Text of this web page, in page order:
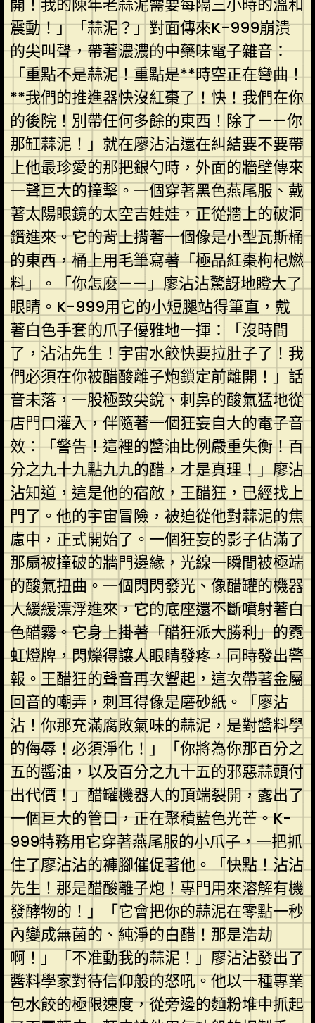
開！我的陳年老蒜泥需要每隔三小時的溫和
震動！」「蒜泥？」對面傳來K-999崩潰
的尖叫聲，帶著濃濃的中藥味電子雜音：
「重點不是蒜泥！重點是**時空正在彎曲！
**我們的推進器快沒紅棗了！快！我們在你
的後院！別帶任何多餘的東西！除了——你
那缸蒜泥！」就在廖沾沾還在糾結要不要帶
上他最珍愛的那把銀勺時，外面的牆壁傳來
一聲巨大的撞擊。一個穿著黑色燕尾服、戴
著太陽眼鏡的太空吉娃娃，正從牆上的破洞
鑽進來。它的背上揹著一個像是小型瓦斯桶
的東西，桶上用毛筆寫著「極品紅棗枸杞燃
料」。「你怎麼——」廖沾沾驚訝地瞪大了
眼睛。K-999用它的小短腿站得筆直，戴
著白色手套的爪子優雅地一揮：「沒時間
了，沾沾先生！宇宙水餃快要拉肚子了！我
們必須在你被醋酸離子炮鎖定前離開！」話
音未落，一股極致尖銳、刺鼻的酸氣猛地從
店門口灌入，伴隨著一個狂妄自大的電子音
效：「警告！這裡的醬油比例嚴重失衡！百
分之九十九點九九的醋，才是真理！」廖沾
沾知道，這是他的宿敵，王醋狂，已經找上
門了。他的宇宙冒險，被迫從他對蒜泥的焦
慮中，正式開始了。一個狂妄的影子佔滿了
那扇被撞破的牆門邊緣，光線一瞬間被極端
的酸氣扭曲。一個閃閃發光、像醋罐的機器
人緩緩漂浮進來，它的底座還不斷噴射著白
色醋霧。它身上掛著「醋狂派大勝利」的霓
虹燈牌，閃爍得讓人眼睛發疼，同時發出警
報。王醋狂的聲音再次響起，這次帶著金屬
回音的嘲弄，刺耳得像是磨砂紙。「廖沾
沾！你那充滿腐敗氣味的蒜泥，是對醬料學
的侮辱！必須淨化！」「你將為你那百分之
五的醬油，以及百分之九十五的邪惡蒜頭付
出代價！」醋罐機器人的頂端裂開，露出了
一個巨大的管口，正在聚積藍色光芒。K-
999特務用它穿著燕尾服的小爪子，一把抓
住了廖沾沾的褲腳催促著他。「快點！沾沾
先生！那是醋酸離子炮！專門用來溶解有機
發酵物的！」「它會把你的蒜泥在零點一秒
內變成無菌的、純淨的白醋！那是浩劫
啊！」「不准動我的蒜泥！」廖沾沾發出了
醬料學家對待信仰般的怒吼。他以一種專業
包水餃的極限速度，從旁邊的麵粉堆中抓起